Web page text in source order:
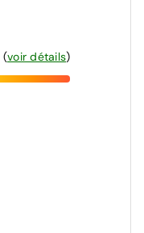
(voir détails)